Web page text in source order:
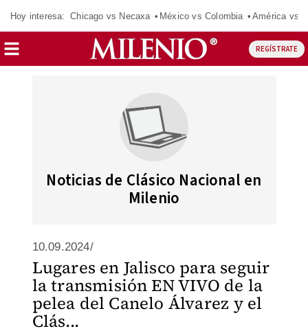
Hoy interesa: Chicago vs Necaxa México vs Colombia América vs
REGÍSTRATE
Noticias de Clásico Nacional en
Milenio
10.09.2024/
Lugares en Jalisco para seguir
la transmisión EN VIVO de la
pelea del Canelo Álvarez y el
Clás...